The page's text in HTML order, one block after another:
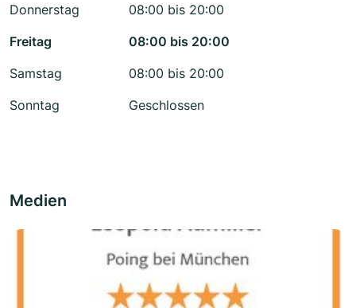
Donnerstag
08:00 bis 20:00
Freitag
08:00 bis 20:00
Samstag
08:00 bis 20:00
Sonntag
Geschlossen
Medien